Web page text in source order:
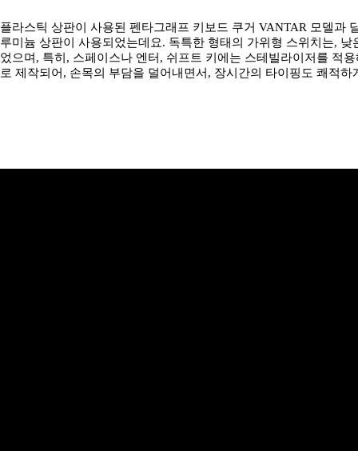
플라스틱 상판이 사용된 펜타그래프 키보드 쿠거 VANTAR 모델과
루미늄 상판이 사용되었는데요. 독특한 형태의 가위형 스위치는,
었으며, 특히, 스페이스나 엔터, 쉬프트 키에는 스테빌라이저를 적
로 제작되어, 손목의 부담을 덜어내면서, 장시간의 타이핑도 쾌적하